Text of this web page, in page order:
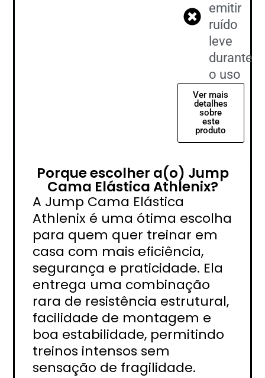
emitir
ruído
leve
durante
o uso
Ver mais
detalhes
sobre
este
produto
Porque escolher a(o) Jump
Cama Elástica Athlenix?
A Jump Cama Elástica
Athlenix é uma ótima escolha
para quem quer treinar em
casa com mais eficiência,
segurança e praticidade. Ela
entrega uma combinação
rara de resistência estrutural,
facilidade de montagem e
boa estabilidade, permitindo
treinos intensos sem
sensação de fragilidade.